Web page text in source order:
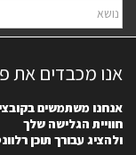
אני מאשר/ת למסור את
אנו מכבדים את
אנחנו משתמשים
חוויית הגלישה שלך
ולהציג עבורך תוכן